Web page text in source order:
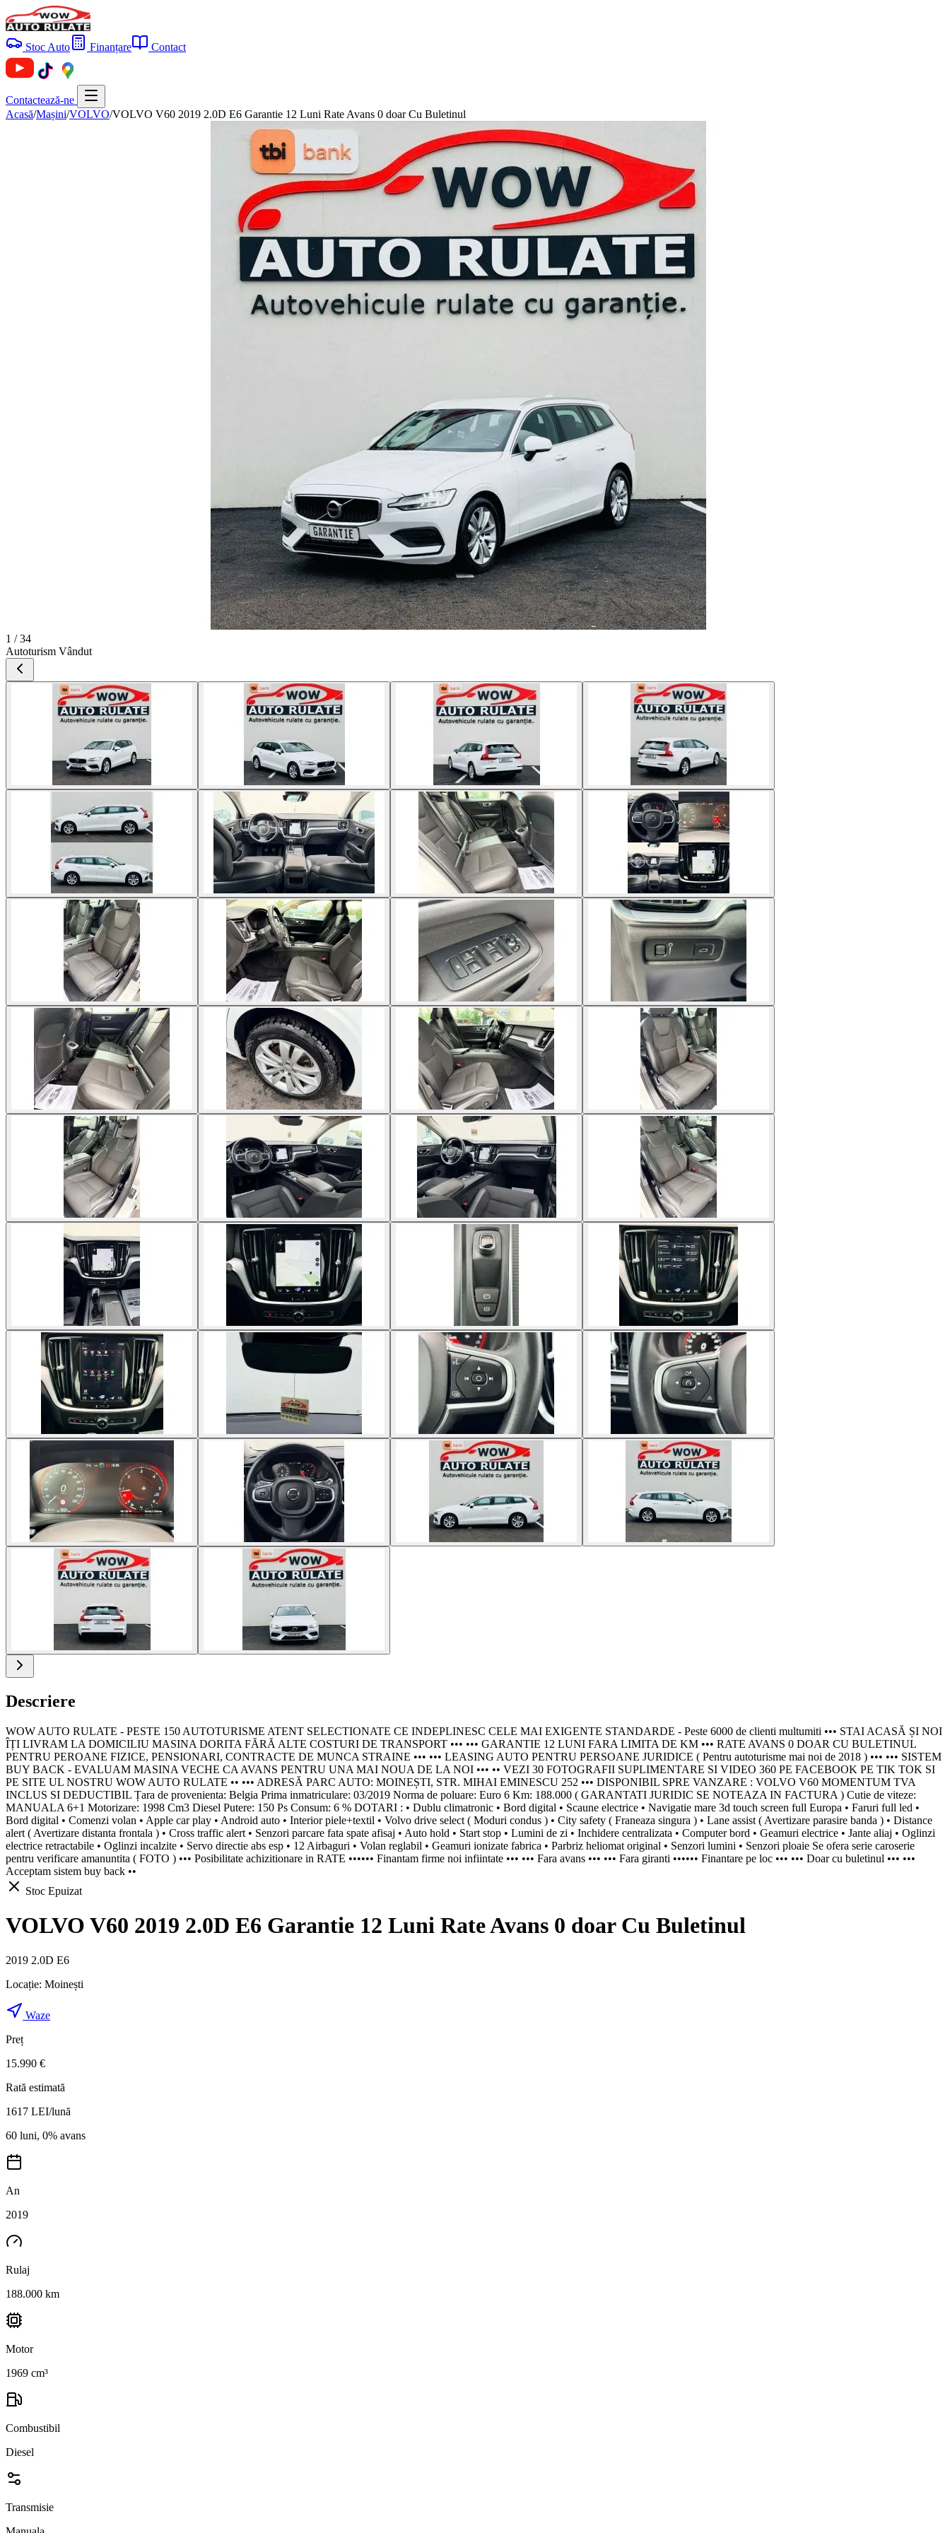
Stoc Auto Finanțare Contact
Contactează-ne
Acasă/Mașini/VOLVO/VOLVO V60 2019 2.0D E6 Garantie 12 Luni Rate Avans 0 doar Cu Buletinul
1 / 34
Autoturism Vândut
Descriere
WOW AUTO RULATE - PESTE 150 AUTOTURISME ATENT SELECTIONATE CE INDEPLINESC CELE MAI EXIGENTE STANDARDE - Peste 6000 de clienti multumiti ••• STAI ACASĂ ȘI NOI
ÎȚI LIVRAM LA DOMICILIU MASINA DORITA FĂRĂ ALTE COSTURI DE TRANSPORT ••• ••• GARANTIE 12 LUNI FARA LIMITA DE KM ••• RATE AVANS 0 DOAR CU BULETINUL
PENTRU PEROANE FIZICE, PENSIONARI, CONTRACTE DE MUNCA STRAINE ••• ••• LEASING AUTO PENTRU PERSOANE JURIDICE ( Pentru autoturisme mai noi de 2018 ) ••• ••• SISTEM
BUY BACK - EVALUAM MASINA VECHE CA AVANS PENTRU UNA MAI NOUA DE LA NOI ••• •• VEZI 30 FOTOGRAFII SUPLIMENTARE SI VIDEO 360 PE FACEBOOK PE TIK TOK SI
PE SITE UL NOSTRU WOW AUTO RULATE •• ••• ADRESĂ PARC AUTO: MOINEȘTI, STR. MIHAI EMINESCU 252 ••• DISPONIBIL SPRE VANZARE : VOLVO V60 MOMENTUM TVA
INCLUS SI DEDUCTIBIL Țara de provenienta: Belgia Prima inmatriculare: 03/2019 Norma de poluare: Euro 6 Km: 188.000 ( GARANTATI JURIDIC SE NOTEAZA IN FACTURA ) Cutie de viteze:
MANUALA 6+1 Motorizare: 1998 Cm3 Diesel Putere: 150 Ps Consum: 6 % DOTARI : • Dublu climatronic • Bord digital • Scaune electrice • Navigatie mare 3d touch screen full Europa • Faruri full led •
Bord digital • Comenzi volan • Apple car play • Android auto • Interior piele+textil • Volvo drive select ( Moduri condus ) • City safety ( Franeaza singura ) • Lane assist ( Avertizare parasire banda ) • Distance
alert ( Avertizare distanta frontala ) • Cross traffic alert • Senzori parcare fata spate afisaj • Auto hold • Start stop • Lumini de zi • Inchidere centralizata • Computer bord • Geamuri electrice • Jante aliaj • Oglinzi
electrice retractabile • Oglinzi incalzite • Servo directie abs esp • 12 Airbaguri • Volan reglabil • Geamuri ionizate fabrica • Parbriz heliomat original • Senzori lumini • Senzori ploaie Se ofera serie caroserie
pentru verificare amanuntita ( FOTO ) ••• Posibilitate achizitionare in RATE •••••• Finantam firme noi infiintate ••• ••• Fara avans ••• ••• Fara giranti •••••• Finantare pe loc ••• ••• Doar cu buletinul ••• •••
Acceptam sistem buy back ••
Stoc Epuizat
VOLVO V60 2019 2.0D E6 Garantie 12 Luni Rate Avans 0 doar Cu Buletinul
2019 2.0D E6
Locație: Moinești
Waze
Preț
15.990 €
Rată estimată
1617 LEI/lună
60 luni, 0% avans
An
2019
Rulaj
188.000 km
Motor
1969 cm³
Combustibil
Diesel
Transmisie